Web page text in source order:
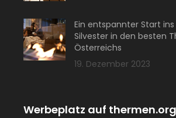
Ein entspannter Start ins
Silvester in den besten
Österreichs
19. Dezember 2023
Werbeplatz auf